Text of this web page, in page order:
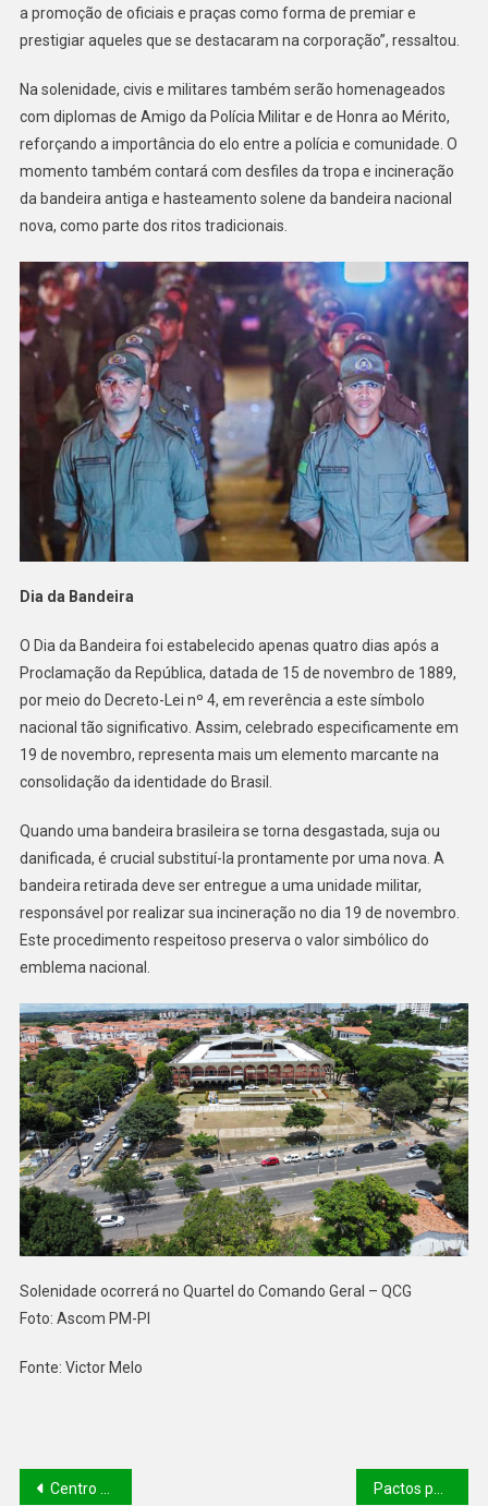
a promoção de oficiais e praças como forma de premiar e
prestigiar aqueles que se destacaram na corporação”, ressaltou.
Na solenidade, civis e militares também serão homenageados
com diplomas de Amigo da Polícia Militar e de Honra ao Mérito,
reforçando a importância do elo entre a polícia e comunidade. O
momento também contará com desfiles da tropa e incineração
da bandeira antiga e hasteamento solene da bandeira nacional
nova, como parte dos ritos tradicionais.
Dia da Bandeira
O Dia da Bandeira foi estabelecido apenas quatro dias após a
Proclamação da República, datada de 15 de novembro de 1889,
por meio do Decreto-Lei nº 4, em reverência a este símbolo
nacional tão significativo. Assim, celebrado especificamente em
19 de novembro, representa mais um elemento marcante na
consolidação da identidade do Brasil.
Quando uma bandeira brasileira se torna desgastada, suja ou
danificada, é crucial substituí-la prontamente por uma nova. A
bandeira retirada deve ser entregue a uma unidade militar,
responsável por realizar sua incineração no dia 19 de novembro.
Este procedimento respeitoso preserva o valor simbólico do
emblema nacional.
Solenidade ocorrerá no Quartel do Comando Geral – QCG
Foto: Ascom PM-PI
Fonte: Victor Melo
Centro de Tratamento para Doenças Cardiovasculares do HGV e nova Hemodinâmica serão inaugurados nesta segunda-feira (18)